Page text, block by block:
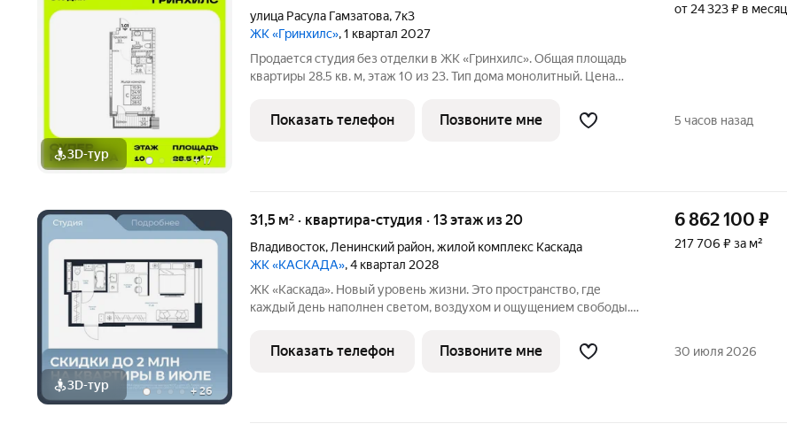
3D-тур +17
улица Расула Гамзатова,7к3
ЖК «Гринхилс», 1 квартал 2027
Продается студия без отделки в ЖК «Гринхилс». Общая площадь
квартиры 28.5 кв. м, этаж 10 из 23. Тип дома монолитный. Цена
комфорт-класса в выгодной локации микрорайона Зеленый угол:
от 24 323 ₽ в месяц
Показать телефон Позвоните мне 5 часов назад
3D-тур + 26
31,5 м² · квартира-студия · 13 этаж из 20
Владивосток, Ленинский район,жилой комплекс Каскада
ЖК «КАСКАДА», 4 квартал 2028
ЖК «Каскада». Новый уровень жизни. Это пространство, где
каждый день наполнен светом, воздухом и ощущением свободы.
вокруг и самим собой. Почему «Каскада» ваш новый уровень
жизни:
6 862 100 ₽
217 706 ₽ за м²
Показать телефон Позвоните мне 30 июля 2026